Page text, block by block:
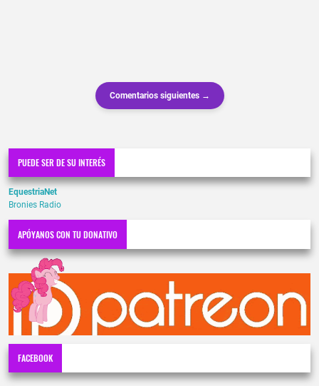
Comentarios siguientes →
PUEDE SER DE SU INTERÉS
EquestriaNet
Bronies Radio
APÓYANOS CON TU DONATIVO
FACEBOOK